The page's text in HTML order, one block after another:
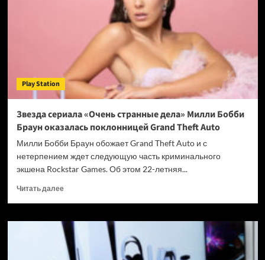
подготовки.
Рецензия
Play Station
Звезда сериала «Очень странные дела» Милли Бобби
Браун оказалась поклонницей Grand Theft Auto
Милли Бобби Браун обожает Grand Theft Auto и с
нетерпением ждет следующую часть криминального
экшена Rockstar Games. Об этом 22-летняя...
Читать далееПрочитать
Звезда
сериала
«Очень
странные